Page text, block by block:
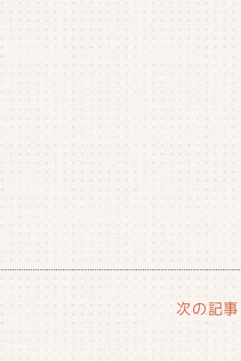
次の記事